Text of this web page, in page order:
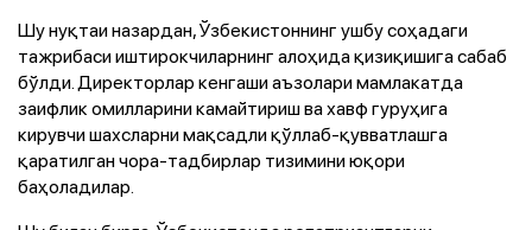
Шу нуқтаи назардан, Ўзбекистоннинг ушбу соҳадаги
тажрибаси иштирокчиларнинг алоҳида қизиқишига сабаб
бўлди. Директорлар кенгаши аъзолари мамлакатда
заифлик омилларини камайтириш ва хавф гуруҳига
кирувчи шахсларни мақсадли қўллаб-қувватлашга
қаратилган чора-тадбирлар тизимини юқори
баҳоладилар.